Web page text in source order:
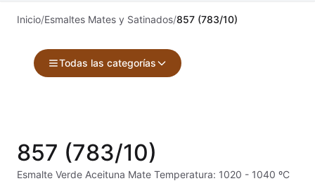
Inicio/Esmaltes Mates y Satinados/857 (783/10)
Todas las categorías
Alambre Kanthal
857 (783/10)
Esmalte Verde Aceituna Mate Temperatura: 1020 - 1040 ºC